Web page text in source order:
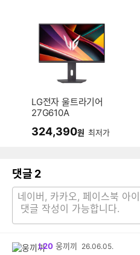
LG전자 울트라기어
27G610A
324,390원 최저가
댓글 2
L20 웅끼끼 26.06.05.